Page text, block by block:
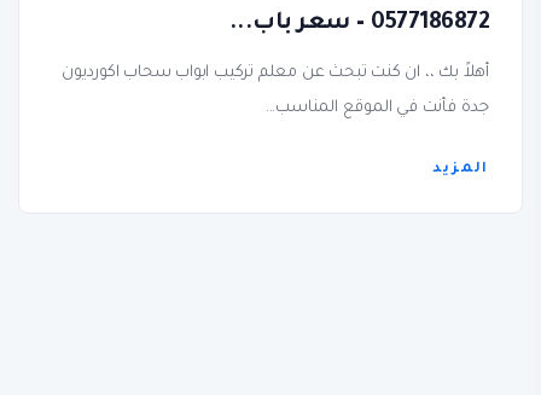
0577186872 – سعر باب...
أهلاً بك ،، ان كنت تبحث عن معلم تركيب ابواب سحاب اكورديون
جدة فأنت في الموقع المناسب...
المزيد